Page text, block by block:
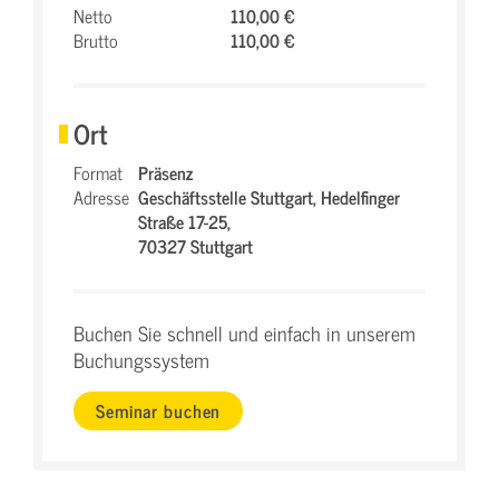
Netto
110,00 €
Brutto
110,00 €
Ort
Format Präsenz
Adresse Geschäftsstelle Stuttgart,Hedelfinger
Straße 17-25,
70327 Stuttgart
Buchen Sie schnell und einfach in unserem
Buchungssystem
Seminar buchen